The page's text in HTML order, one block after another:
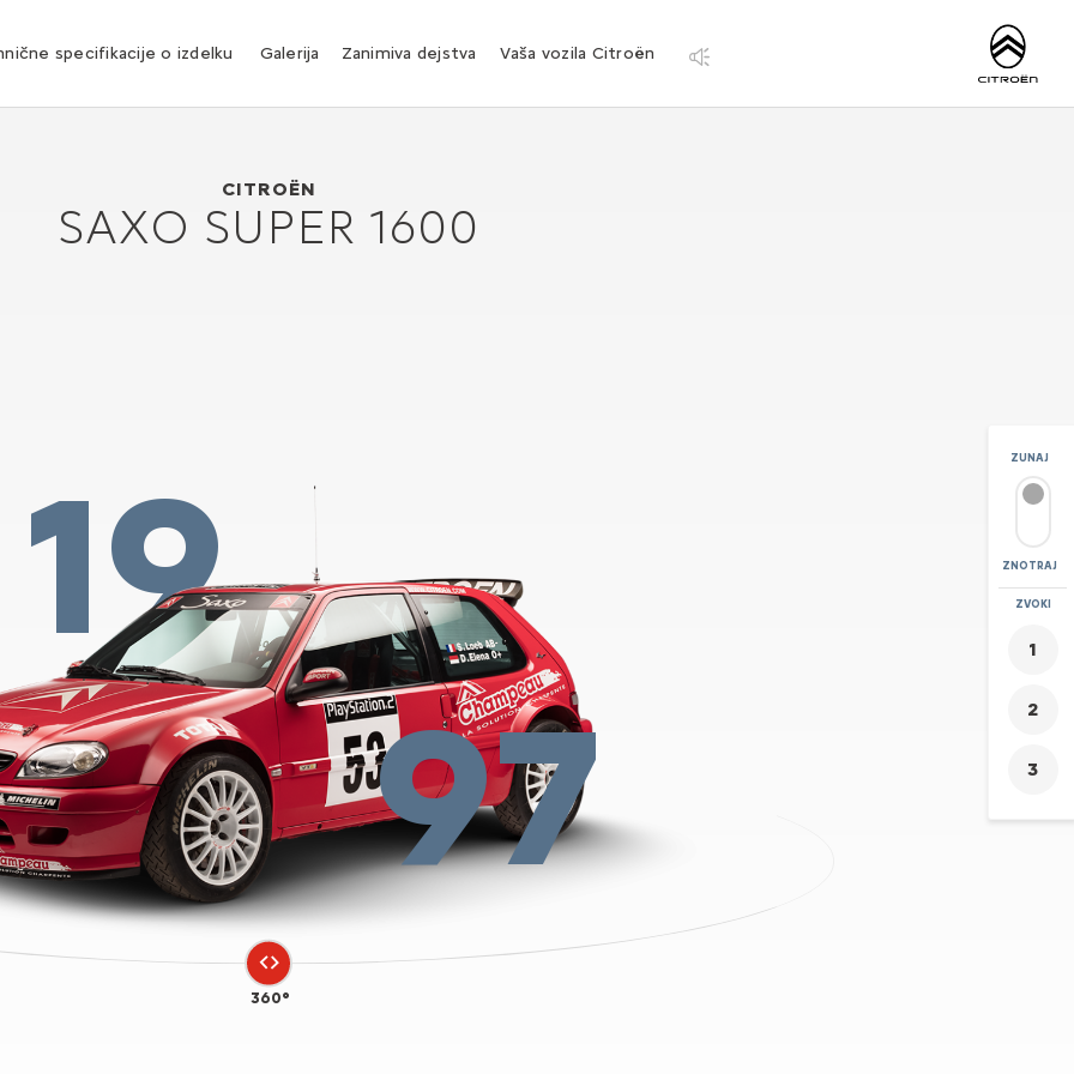
specifikacije o izdelku Galerija Zanimiva dejstva Vaša vozila Citroën
http://
CITROËN
SAXO SUPER 1600
19
97
360°
ZUNAJ
ZNOTRAJ
POVEČAVA
ZVOKI